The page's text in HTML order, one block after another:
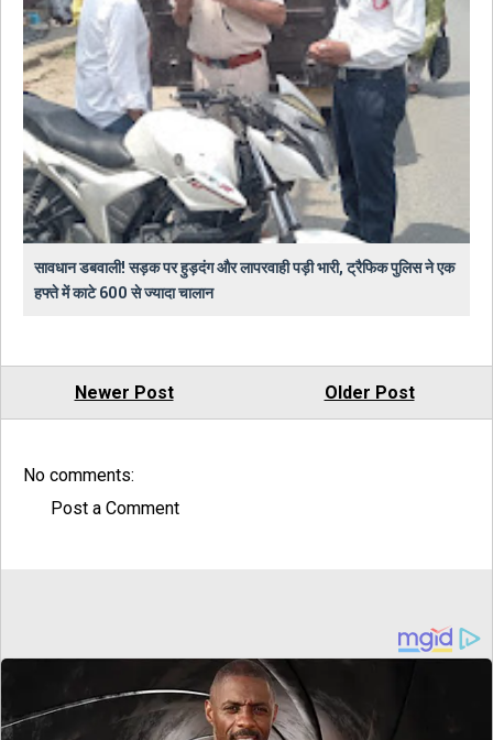
सावधान डबवाली! सड़क पर हुड़दंग और लापरवाही पड़ी भारी, ट्रैफिक पुलिस ने एक
हफ्ते में काटे 600 से ज्यादा चालान
Newer Post Older Post
No comments:
Post a Comment